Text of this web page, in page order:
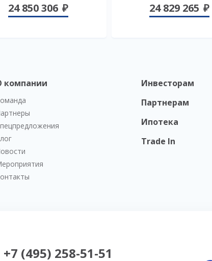
24 850 306 24 829 265
компании
Инвесторам
Партнерам
Ипотека
Trade In
+7 (495) 258-51-51